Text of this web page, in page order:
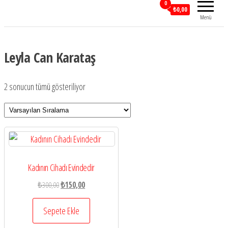
Menü
0
₺0,00
Leyla Can Karataş
2 sonucun tümü gösteriliyor
Kadının Cihadı Evindedir
₺300,00Orijinal
fiyat:
₺300,00.
₺150,00Şu
andaki
₺150,00.
Sepete Ekle